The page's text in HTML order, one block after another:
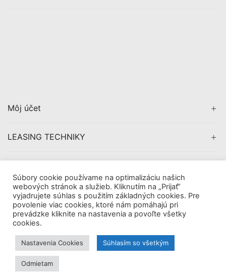
Môj účet
LEASING TECHNIKY
Copyright © 2019AVDigital, s.r.o. . All Rights Reserved.
Tieto internetové stránky používajú súbory cookie. Viac
informáciítu.
Súbory cookie používame na optimalizáciu našich
webových stránok a služieb. Kliknutím na „Prijať“
vyjadrujete súhlas s použitím základných cookies. Pre
povolenie viac cookies, ktoré nám pomáhajú pri
prevádzke kliknite na nastavenia a povoľte všetky
cookies.
Nastavenia Cookies Súhlasím so všetkým
Odmietam